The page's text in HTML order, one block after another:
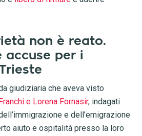
non è reato.
accuse per i
giudiziaria che aveva visto
e Lorena Fornasir, indagati
e dell’emigrazione
aiuto e ospitalità presso la loro